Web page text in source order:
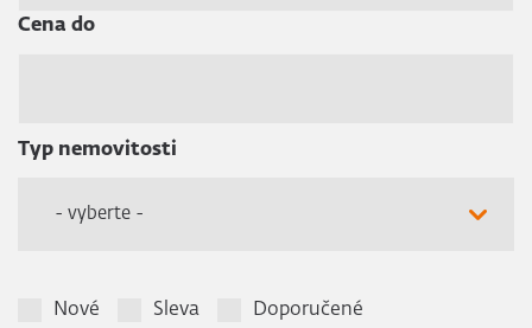
Cena do
Typ nemovitosti
- vyberte -
Nové Sleva Doporučené